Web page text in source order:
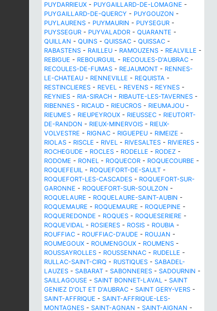
PUYDARRIEUX - PUYGAILLARD-DE-LOMAGNE -
PUYGAILLARD-DE-QUERCY - PUYGOUZON -
PUYLAURENS - PUYMAURIN - PUYSEGUR -
PUYSSEGUR - PUYVALADOR - QUARANTE -
QUILLAN - QUINS - QUISSAC - QUISSAC -
RABASTENS - RAILLEU - RAMOUZENS - REALVILLE -
REBIGUE - REBOURGUIL - RECOULES-D'AUBRAC -
RECOULES-DE-FUMAS - REJAUMONT - RENNES-
LE-CHATEAU - RENNEVILLE - REQUISTA -
RESTINCLIERES - REVEL - REVENS - REYNES -
REYNIES - RIA-SIRACH - RIBAUTE-LES-TAVERNES -
RIBENNES - RICAUD - RIEUCROS - RIEUMAJOU -
RIEUMES - RIEUPEYROUX - RIEUSSEC - RIEUTORT-
DE-RANDON - RIEUX-MINERVOIS - RIEUX-
VOLVESTRE - RIGNAC - RIGUEPEU - RIMEIZE -
RIOLAS - RISCLE - RIVEL - RIVESALTES - RIVIERES -
ROCHEGUDE - ROCLES - RODELLE - RODEZ -
RODOME - RONEL - ROQUECOR - ROQUECOURBE -
ROQUEFEUIL - ROQUEFORT-DE-SAULT -
ROQUEFORT-LES-CASCADES - ROQUEFORT-SUR-
GARONNE - ROQUEFORT-SUR-SOULZON -
ROQUELAURE - ROQUELAURE-SAINT-AUBIN -
ROQUEMAURE - ROQUEMAURE - ROQUEPINE -
ROQUEREDONDE - ROQUES - ROQUESERIERE -
ROQUEVIDAL - ROSIERES - ROSIS - ROUBIA -
ROUFFIAC - ROUFFIAC-D'AUDE - ROUJAN -
ROUMEGOUX - ROUMENGOUX - ROUMENS -
ROUSSAYROLLES - ROUSSENNAC - RUDELLE -
RULLAC-SAINT-CIRQ - RUSTIQUES - SABADEL-
LAUZES - SABARAT - SABONNERES - SADOURNIN -
SAILLAGOUSE - SAINT BONNET-LAVAL - SAINT
GENIEZ D'OLT ET D'AUBRAC - SAINT GERY-VERS -
SAINT-AFFRIQUE - SAINT-AFFRIQUE-LES-
MONTAGNES - SAINT-AGNAN - SAINT-AIGNAN -